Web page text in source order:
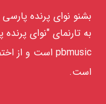
بشنو نوای پرنده پارسی
به تارنمای "نوای
است.